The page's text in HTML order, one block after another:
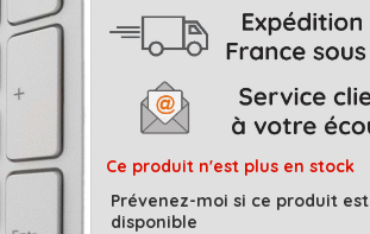
Ce produit n'est plus en stock
Prévenez-moi si ce produit est
disponible